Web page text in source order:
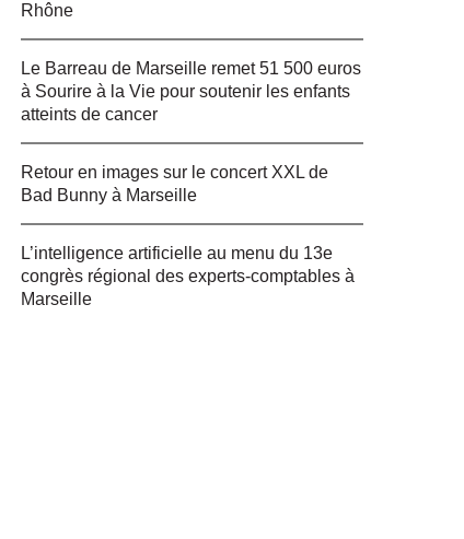
Rhône
Le Barreau de Marseille remet 51 500 euros
à Sourire à la Vie pour soutenir les enfants
atteints de cancer
Retour en images sur le concert XXL de
Bad Bunny à Marseille
L’intelligence artificielle au menu du 13e
congrès régional des experts-comptables à
Marseille